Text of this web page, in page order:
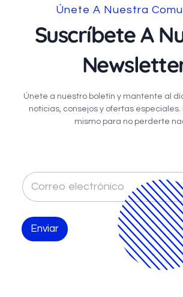
Únete A Nuestra
Suscríbete A
Únete a nuestro boletín y mantente al
noticias, consejos y ofertas especiales.
mismo para no perderte
C
o
e
o
Enviar